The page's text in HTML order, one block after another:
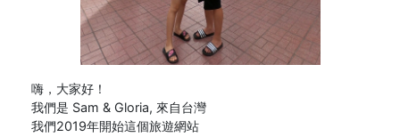
嗨，大家好！
我們是 Sam & Gloria, 來自台灣
我們2019年開始這個旅遊網站